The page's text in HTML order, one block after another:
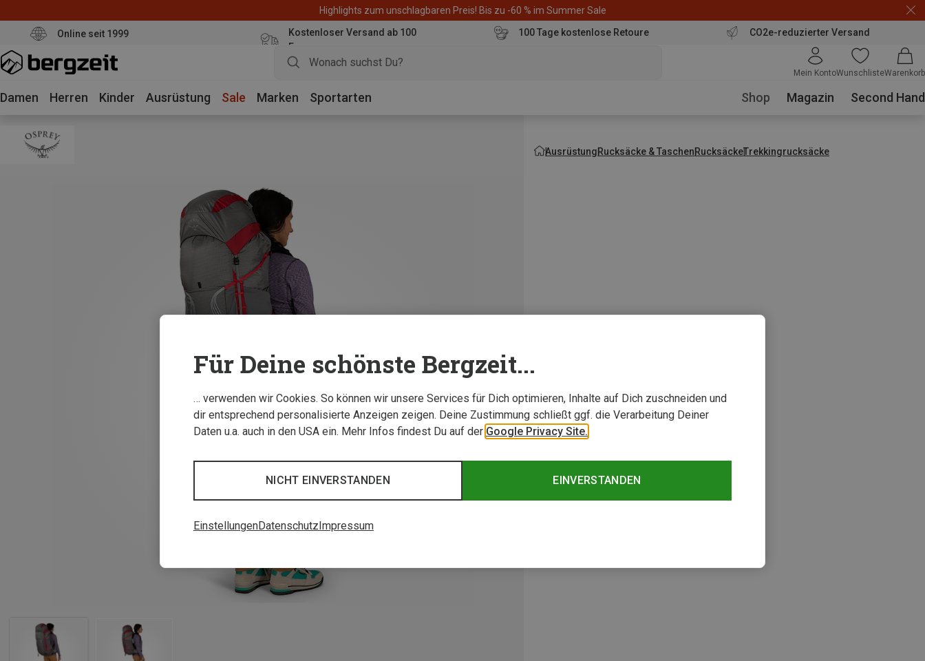
Highlights zum unschlagbaren Preis! Bis zu -60 % im Summer Sale
Online seit 1999
Kostenloser Versand ab 100
Euro
100 Tage kostenlose Retoure CO2e-reduzierter Versand
Mein KontoWunschlisteWarenkorb
Damen Herren Kinder Ausrüstung Sale Marken Sportarten Shop Magazin Second Hand
AusrüstungRucksäcke & TaschenRucksäckeTrekkingrucksäcke
Für Deine schönste Bergzeit...
… verwenden wir Cookies. So können wir unsere Services für Dich optimieren, Inhalte auf Dich zuschneiden und
dir entsprechend personalisierte Anzeigen zeigen. Deine Zustimmung schließt ggf. die Verarbeitung Deiner
Daten u.a. auch in den USA ein. Mehr Infos findest Du auf der Google Privacy Site.
EINVERSTANDEN
NICHT EINVERSTANDEN
EinstellungenDatenschutz Impressum